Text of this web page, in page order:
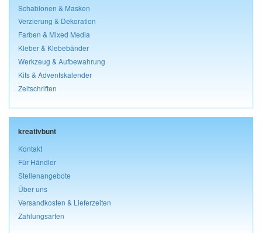
Schablonen & Masken
Verzierung & Dekoration
Farben & Mixed Media
Kleber & Klebebänder
Werkzeug & Aufbewahrung
Kits & Adventskalender
Zeitschriften
kreativbunt
Kontakt
Für Händler
Stellenangebote
Über uns
Versandkosten & Lieferzeiten
Zahlungsarten